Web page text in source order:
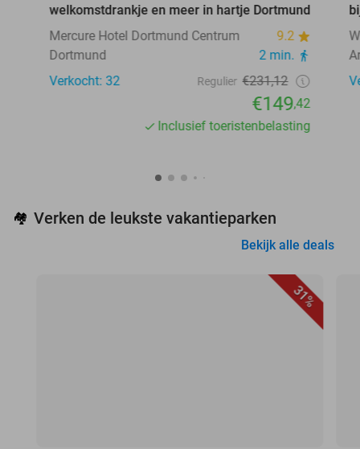
welkomstdrankje en meer in hartje Dortmund
Mercure Hotel Dortmund Centrum
9.2
Dortmund
2 min.
Verkocht: 32
Regulier €231,12
€149,42
Inclusief toeristenbelasting
🏘️ Verken de leukste vakantieparken
Bekijk alle deals
31%